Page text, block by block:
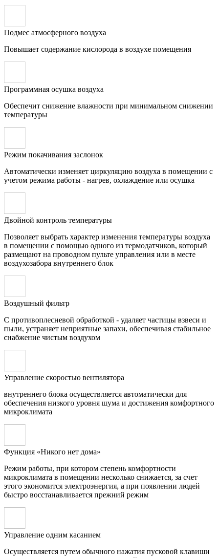
Подмес атмосферного воздуха
Повышает содержание кислорода в воздухе помещения
Программная осушка воздуха
Обеспечит снижение влажности при минимальном снижении
температуры
Режим покачивания заслонок
Автоматически изменяет циркуляцию воздуха в помещении с
учетом режима работы - нагрев, охлаждение или осушка
Двойной контроль температуры
Позволяет выбрать характер изменения температуры воздуха
в помещении с помощью одного из термодатчиков, который
размещают на проводном пульте управления или в месте
воздухозабора внутреннего блок
Воздушный фильтр
С противоплесневой обработкой - удаляет частицы взвеси и
пыли, устраняет неприятные запахи, обеспечивая стабильное
снабжение чистым воздухом
Управление скоростью вентилятора
внутреннего блока осуществляется автоматически для
обеспечения низкого уровня шума и достижения комфортного
микроклимата
Функция «Никого нет дома»
Режим работы, при котором степень комфортности
микроклимата в помещении несколько снижается, за счет
этого экономится электроэнергия, а при появлении людей
быстро восстанавливается прежний режим
Управление одним касанием
Осуществляется путем обычного нажатия пусковой клавиши